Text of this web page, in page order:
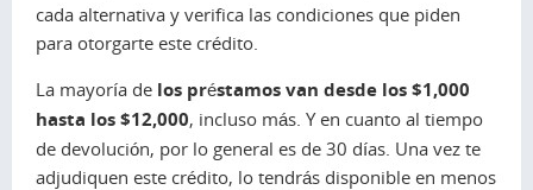
cada alternativa y verifica las condiciones que piden
para otorgarte este crédito.
La mayoría de los préstamos van desde los $1,000
hasta los $12,000, incluso más. Y en cuanto al tiempo
de devolución, por lo general es de 30 días. Una vez te
adjudiquen este crédito, lo tendrás disponible en menos